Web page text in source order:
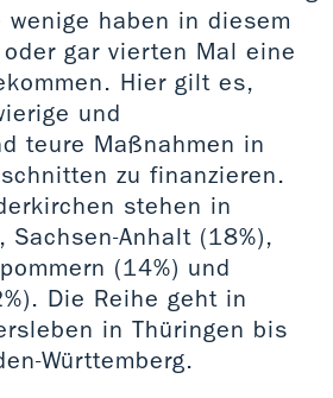
haben in diesem
gar vierten Mal eine
Hier gilt es,
und
teure Maßnahmen in
zu finanzieren.
stehen in
Sachsen-Anhalt (18%),
(14%) und
Die Reihe geht in
in Thüringen bis
Württemberg.